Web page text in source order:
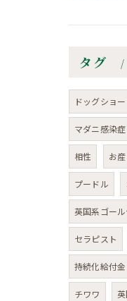
タグ
ドッグショー
マダニ感染症
相性 お産
プードル
英国系ゴー
セラピスト
持続化給付金
チワワ